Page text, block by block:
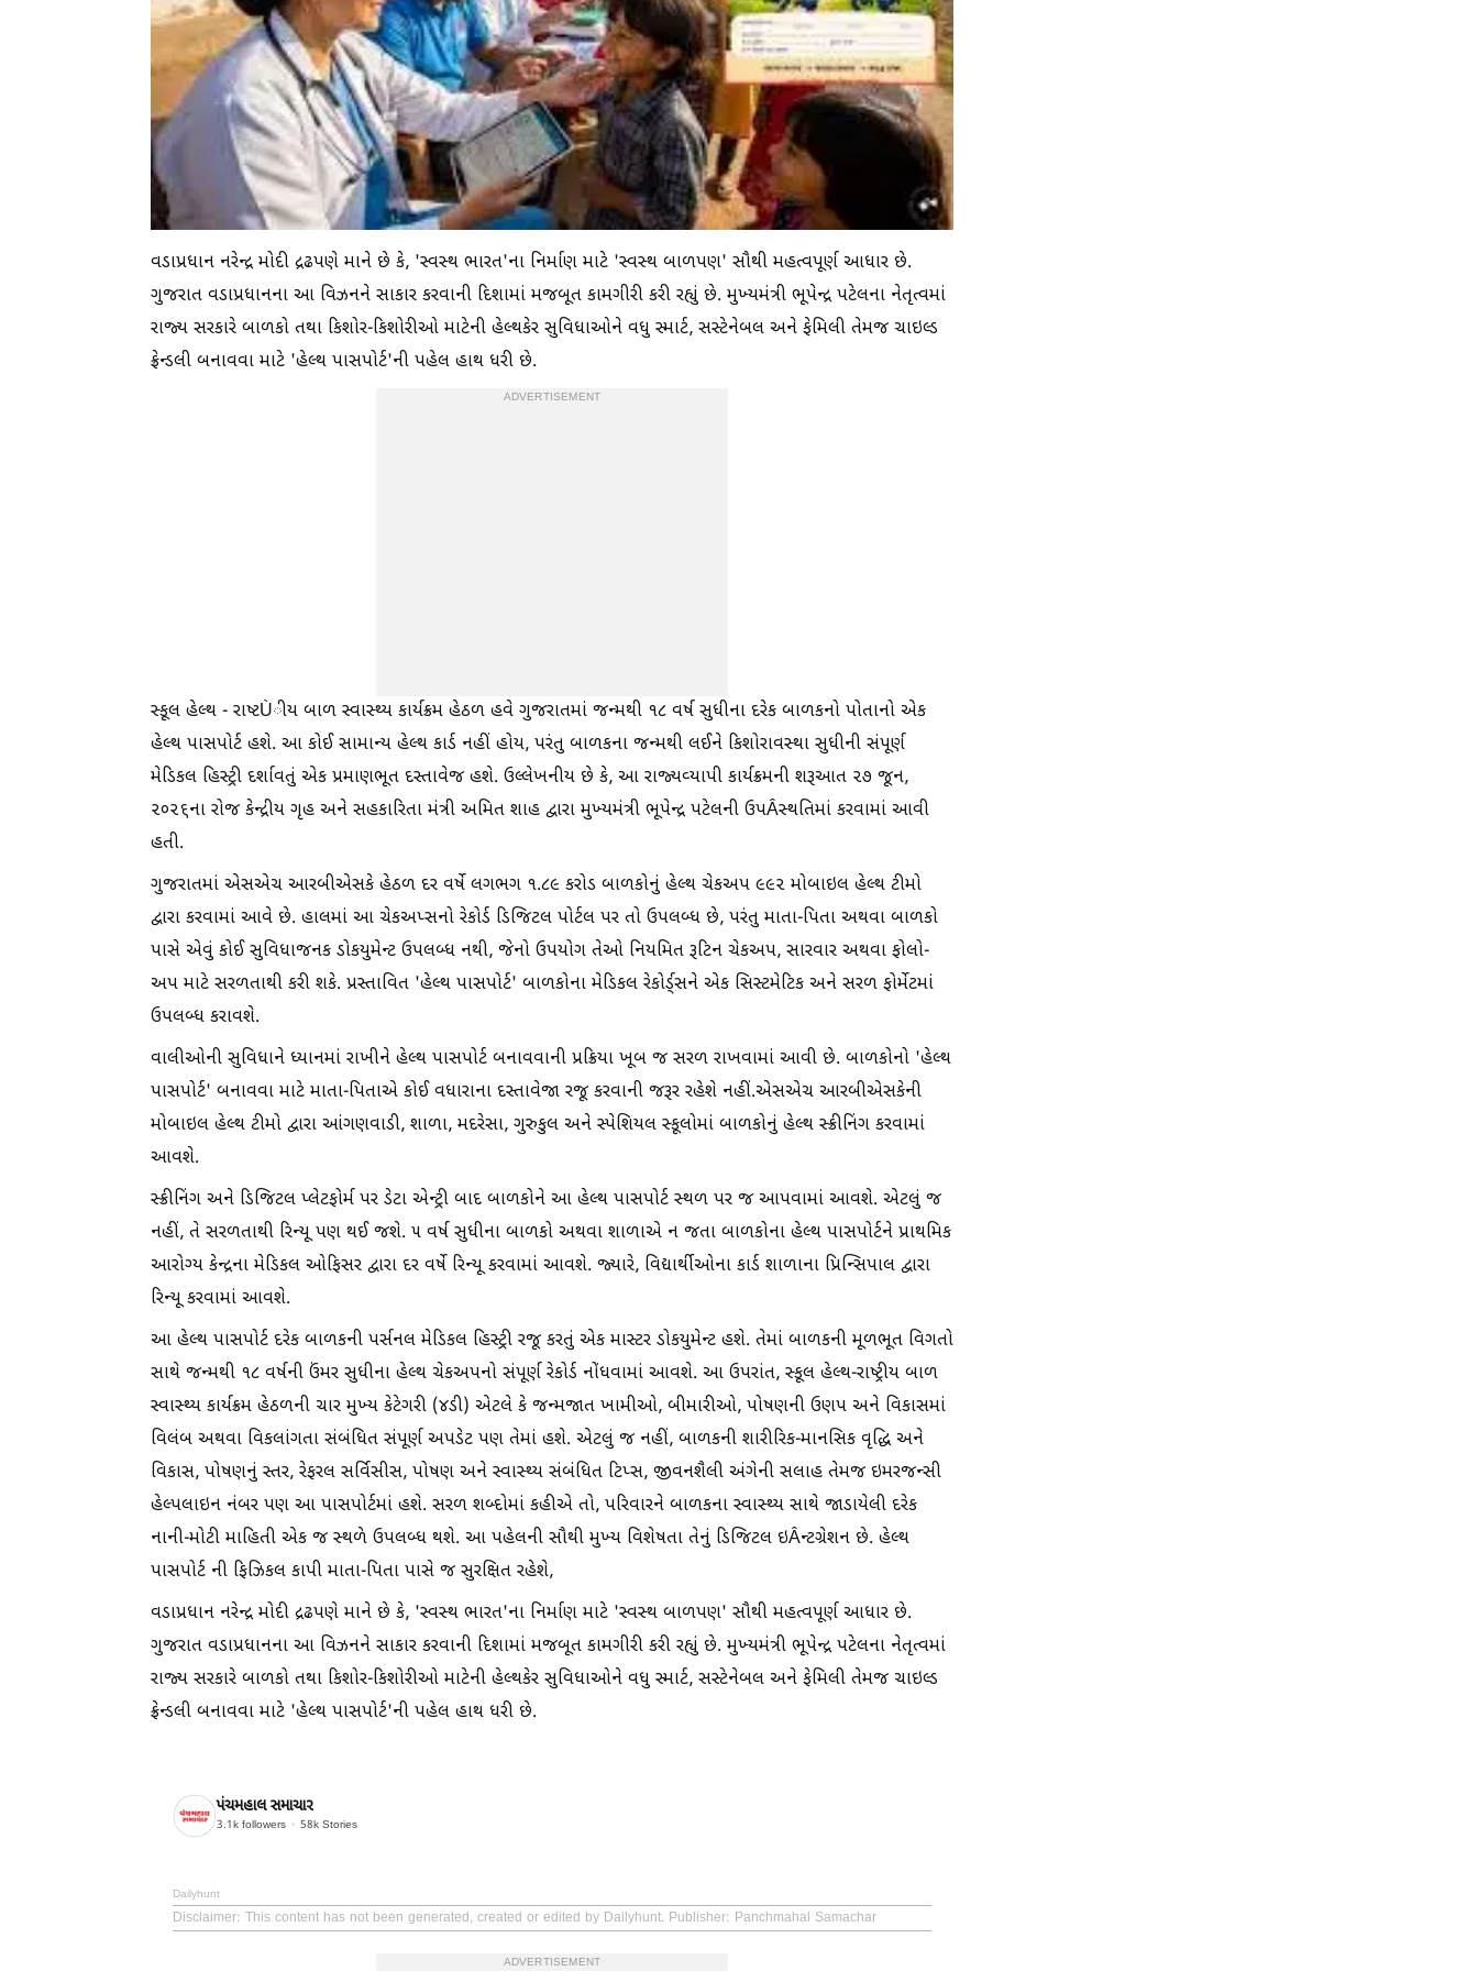
વડાપ્રધાન નરેન્દ્ર મોદી દ્રઢપણે માને છે કે, 'સ્વસ્થ ભારત'ના નિર્માણ માટે 'સ્વસ્થ બાળપણ' સૌથી મહત્વપૂર્ણ આધાર છે.
ગુજરાત વડાપ્રધાનના આ વિઝનને સાકાર કરવાની દિશામાં મજબૂત કામગીરી કરી રહ્યું છે. મુખ્યમંત્રી ભૂપેન્દ્ર પટેલના નેતૃત્વમાં
રાજ્ય સરકારે બાળકો તથા કિશોર-કિશોરીઓ માટેની હેલ્થકેર સુવિધાઓને વધુ સ્માર્ટ, સસ્ટેનેબલ અને ફેમિલી તેમજ ચાઇલ્ડ
ફ્રેન્ડલી બનાવવા માટે 'હેલ્થ પાસપોર્ટ'ની પહેલ હાથ ધરી છે.
ADVERTISEMENT
સ્કૂલ હેલ્થ - રાષ્ટÙીય બાળ સ્વાસ્થ્ય કાર્યક્રમ હેઠળ હવે ગુજરાતમાં જન્મથી ૧૮ વર્ષ સુધીના દરેક બાળકનો પોતાનો એક
હેલ્થ પાસપોર્ટ હશે. આ કોઈ સામાન્ય હેલ્થ કાર્ડ નહીં હોય, પરંતુ બાળકના જન્મથી લઈને કિશોરાવસ્થા સુધીની સંપૂર્ણ
મેડિકલ હિસ્ટ્રી દર્શાવતું એક પ્રમાણભૂત દસ્તાવેજ હશે. ઉલ્લેખનીય છે કે, આ રાજ્યવ્યાપી કાર્યક્રમની શરૂઆત ૨૭ જૂન,
૨૦૨૬ના રોજ કેન્દ્રીય ગૃહ અને સહકારિતા મંત્રી અમિત શાહ દ્વારા મુખ્યમંત્રી ભૂપેન્દ્ર પટેલની ઉપÂસ્થતિમાં કરવામાં આવી
હતી.
ગુજરાતમાં એસએચ આરબીએસકે હેઠળ દર વર્ષે લગભગ ૧.૮૯ કરોડ બાળકોનું હેલ્થ ચેકઅપ ૯૯૨ મોબાઇલ હેલ્થ ટીમો
દ્વારા કરવામાં આવે છે. હાલમાં આ ચેકઅપ્સનો રેકોર્ડ ડિજિટલ પોર્ટલ પર તો ઉપલબ્ધ છે, પરંતુ માતા-પિતા અથવા બાળકો
પાસે એવું કોઈ સુવિધાજનક ડોકયુમેન્ટ ઉપલબ્ધ નથી, જેનો ઉપયોગ તેઓ નિયમિત રૂટિન ચેકઅપ, સારવાર અથવા ફોલો-
અપ માટે સરળતાથી કરી શકે. પ્રસ્તાવિત 'હેલ્થ પાસપોર્ટ' બાળકોના મેડિકલ રેકોર્ડ્‌સને એક સિસ્ટમેટિક અને સરળ ફોર્મેટમાં
ઉપલબ્ધ કરાવશે.
વાલીઓની સુવિધાને ધ્યાનમાં રાખીને હેલ્થ પાસપોર્ટ બનાવવાની પ્રક્રિયા ખૂબ જ સરળ રાખવામાં આવી છે. બાળકોનો 'હેલ્થ
પાસપોર્ટ' બનાવવા માટે માતા-પિતાએ કોઈ વધારાના દસ્તાવેજા રજૂ કરવાની જરૂર રહેશે નહીં.એસએચ આરબીએસકેની
મોબાઇલ હેલ્થ ટીમો દ્વારા આંગણવાડી, શાળા, મદરેસા, ગુરુકુલ અને સ્પેશિયલ સ્કૂલોમાં બાળકોનું હેલ્થ સ્ક્રીનિંગ કરવામાં
આવશે.
સ્ક્રીનિંગ અને ડિજિટલ પ્લેટફોર્મ પર ડેટા એન્ટ્રી બાદ બાળકોને આ હેલ્થ પાસપોર્ટ સ્થળ પર જ આપવામાં આવશે. એટલું જ
નહીં, તે સરળતાથી રિન્યૂ પણ થઈ જશે. ૫ વર્ષ સુધીના બાળકો અથવા શાળાએ ન જતા બાળકોના હેલ્થ પાસપોર્ટને પ્રાથમિક
આરોગ્ય કેન્દ્રના મેડિકલ ઓફિસર દ્વારા દર વર્ષે રિન્યૂ કરવામાં આવશે. જ્યારે, વિદ્યાર્થીઓના કાર્ડ શાળાના પ્રિન્સિપાલ દ્વારા
રિન્યૂ કરવામાં આવશે.
આ હેલ્થ પાસપોર્ટ દરેક બાળકની પર્સનલ મેડિકલ હિસ્ટ્રી રજૂ કરતું એક માસ્ટર ડોકયુમેન્ટ હશે. તેમાં બાળકની મૂળભૂત વિગતો
સાથે જન્મથી ૧૮ વર્ષની ઉંમર સુધીના હેલ્થ ચેકઅપનો સંપૂર્ણ રેકોર્ડ નોંધવામાં આવશે. આ ઉપરાંત, સ્કૂલ હેલ્થ-રાષ્ટ્રીય બાળ
સ્વાસ્થ્ય કાર્યક્રમ હેઠળની ચાર મુખ્ય કેટેગરી (૪ડી) એટલે કે જન્મજાત ખામીઓ, બીમારીઓ, પોષણની ઉણપ અને વિકાસમાં
વિલંબ અથવા વિકલાંગતા સંબંધિત સંપૂર્ણ અપડેટ પણ તેમાં હશે. એટલું જ નહીં, બાળકની શારીરિક-માનસિક વૃદ્ધિ અને
વિકાસ, પોષણનું સ્તર, રેફરલ સર્વિસીસ, પોષણ અને સ્વાસ્થ્ય સંબંધિત ટિપ્સ, જીવનશૈલી અંગેની સલાહ તેમજ ઇમરજન્સી
હેલ્પલાઇન નંબર પણ આ પાસપોર્ટમાં હશે. સરળ શબ્દોમાં કહીએ તો, પરિવારને બાળકના સ્વાસ્થ્ય સાથે જાડાયેલી દરેક
નાની-મોટી માહિતી એક જ સ્થળે ઉપલબ્ધ થશે. આ પહેલની સૌથી મુખ્ય વિશેષતા તેનું ડિજિટલ ઇÂન્ટગ્રેશન છે. હેલ્થ
પાસપોર્ટ ની ફિઝિકલ કાપી માતા-પિતા પાસે જ સુરક્ષિત રહેશે,
વડાપ્રધાન નરેન્દ્ર મોદી દ્રઢપણે માને છે કે, 'સ્વસ્થ ભારત'ના નિર્માણ માટે 'સ્વસ્થ બાળપણ' સૌથી મહત્વપૂર્ણ આધાર છે.
ગુજરાત વડાપ્રધાનના આ વિઝનને સાકાર કરવાની દિશામાં મજબૂત કામગીરી કરી રહ્યું છે. મુખ્યમંત્રી ભૂપેન્દ્ર પટેલના નેતૃત્વમાં
રાજ્ય સરકારે બાળકો તથા કિશોર-કિશોરીઓ માટેની હેલ્થકેર સુવિધાઓને વધુ સ્માર્ટ, સસ્ટેનેબલ અને ફેમિલી તેમજ ચાઇલ્ડ
ફ્રેન્ડલી બનાવવા માટે 'હેલ્થ પાસપોર્ટ'ની પહેલ હાથ ધરી છે.
પંચમહાલ સમાચાર
3.1k followers 58k Stories
Dailyhunt
Disclaimer: This content has not been generated, created or edited by Dailyhunt. Publisher: Panchmahal Samachar
ADVERTISEMENT